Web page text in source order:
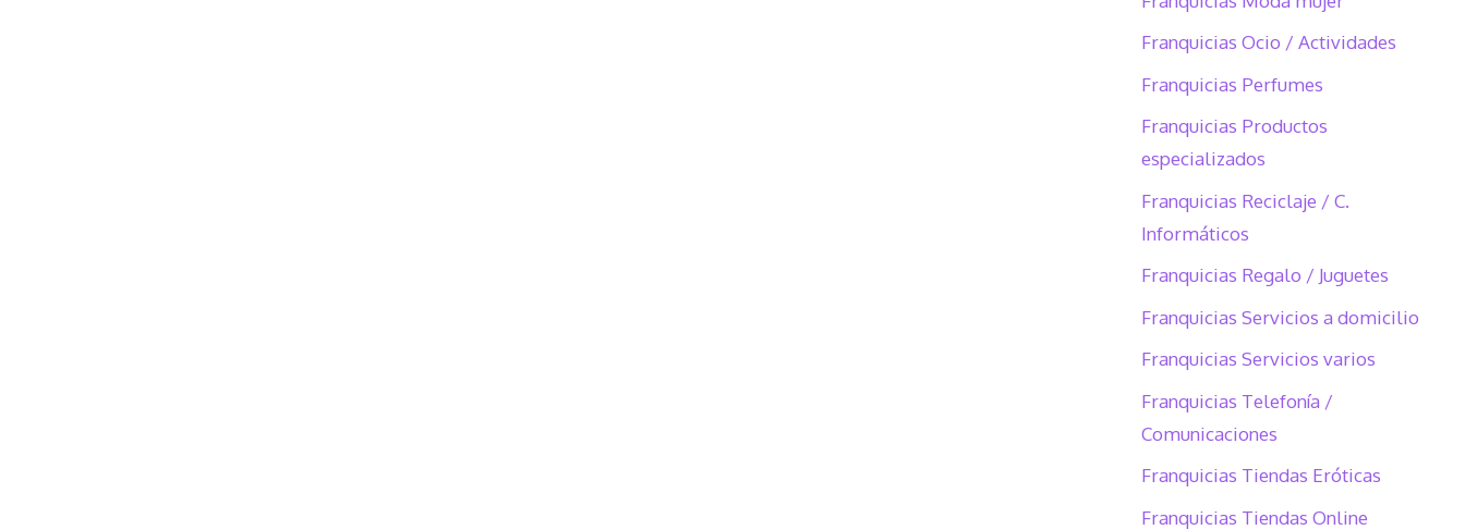
Franquicias Ocio / Actividades
Franquicias Perfumes
Franquicias Productos
especializados
Franquicias Reciclaje / C.
Informáticos
Franquicias Regalo / Juguetes
Franquicias Servicios a domicilio
Franquicias Servicios varios
Franquicias Telefonía /
Comunicaciones
Franquicias Tiendas Eróticas
Franquicias Tiendas Online